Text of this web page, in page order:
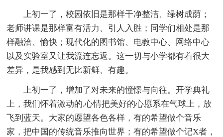
上初一了，校园依旧是那样干净整洁、绿树成荫；
老师讲课是那样富有活力、引人入胜；同学们相处是那
样融洽、愉快；现代化的图书馆、电教中心、网络中心
以及实验室又让我流连忘返。这一切与小学都有着很大
差异，是我感到无比新鲜、有趣。
上初一了，增加了对未来的憧憬与向往。开学典礼
上，我们怀着激动的.心情把美好的心愿系在气球上，放
飞到蓝天。大家的愿望各色各样，有的希望做个音乐
家，把中国的传统音乐推向世界；有的希望做个记X者，